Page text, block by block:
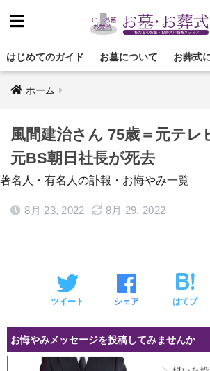
はじめてのガイド お墓について お葬式
ホーム
風間建治さん 75歳＝元テレ
元BS朝日社長が死去
著名人・有名人の訃報・お悔やみ一覧
8月 23, 2022 8月 29, 2022
ツイート シェア はてブ
お悔やみメッセージを投稿してみませんか